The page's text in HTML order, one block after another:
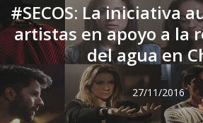
#SECOS: La iniciativa
artistas en apoyo a la
del agua en
27/11/2016